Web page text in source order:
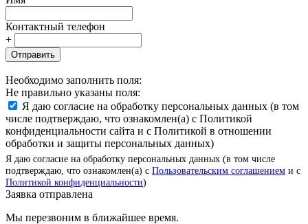
Контактный телефон
+
Отправить
Необходимо заполнить поля:
Не правильно указаны поля:
Я даю согласие на обработку персональных данных (в том
числе подтверждаю, что ознакомлен(а) с Политикой
конфиденциальности сайта и с Политикой в отношении
обработки и защиты персональных данных)
Я даю согласие на обработку персональных данных (в том числе
подтверждаю, что ознакомлен(а) с Пользовательским соглашением и с
Политикой конфиденциальности)
Заявка отправлена
Мы перезвоним в ближайшее время.